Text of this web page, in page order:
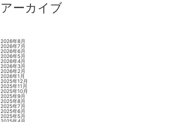
アーカイブ
2026年8月
2026年7月
2026年6月
2026年5月
2026年4月
2026年3月
2026年2月
2026年1月
2025年12月
2025年11月
2025年10月
2025年9月
2025年8月
2025年7月
2025年6月
2025年5月